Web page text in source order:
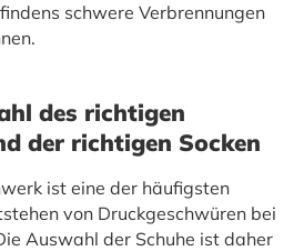
schwere Verbrennungen
des richtigen
der richtigen Socken
ist eine der häufigsten
von Druckgeschwüren bei
Auswahl der Schuhe ist daher